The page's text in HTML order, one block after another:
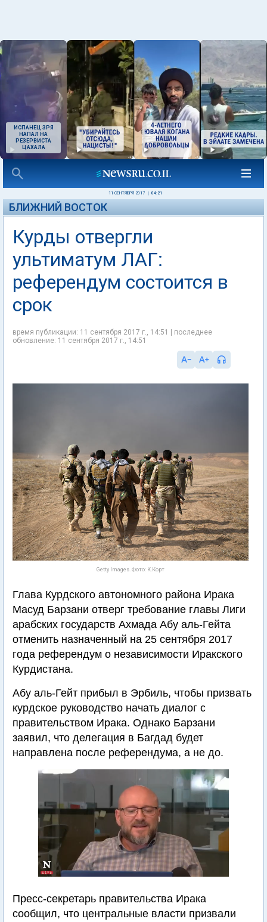
ИСПАНЕЦ ЗРЯ
НАПАЛ НА
РЕЗЕРВИСТА
ЦАХАЛА
11 СЕНТЯБРЯ 2017 04:21
БЛИЖНИЙ ВОСТОК
Курды отвергли
ультиматум ЛАГ:
референдум состоится в
срок
время публикации: 11 сентября 2017 г., 14:51 | последнее
обновление: 11 сентября 2017 г., 14:51
Getty Images. Фото: К.Корт
Глава Курдского автономного района Ирака
Масуд Барзани отверг требование главы Лиги
арабских государств Ахмада Абу аль-Гейта
отменить назначенный на 25 сентября 2017
года референдум о независимости Иракского
Курдистана.
Абу аль-Гейт прибыл в Эрбиль, чтобы призвать
курдское руководство начать диалог с
правительством Ирака. Однако Барзани
заявил, что делегация в Багдад будет
направлена после референдума, а не до.
Пресс-секретарь правительства Ирака
сообщил, что центральные власти призвали